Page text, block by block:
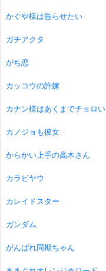
かぐや様は告らせたい
ガチアクタ
がち恋
カッコウの許嫁
カナン様はあくまでチョロい
カノジョも彼女
からかい上手の高木さん
カラビヤウ
カレイドスター
ガンダム
がんばれ同期ちゃん